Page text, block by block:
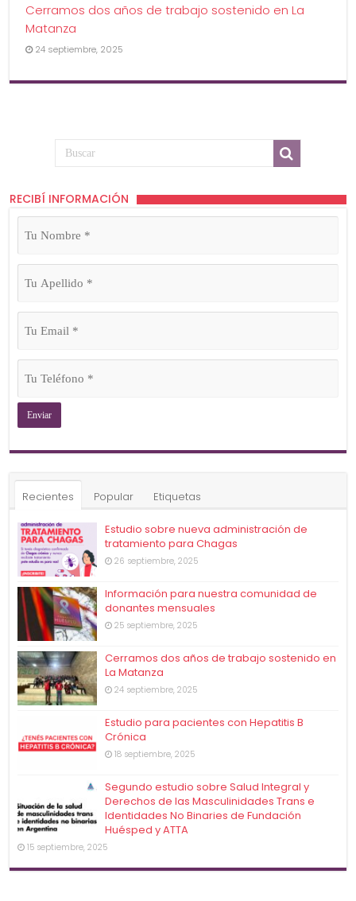
Cerramos dos años de trabajo sostenido en La
Matanza
24 septiembre, 2025
RECIBÍ INFORMACIÓN
Tu
Nombre
Tu
Apellido
Tu
Email
Tu
Teléfono
Recientes Popular Etiquetas
Estudio sobre nueva administración de
tratamiento para Chagas
26 septiembre, 2025
Información para nuestra comunidad de
donantes mensuales
25 septiembre, 2025
Cerramos dos años de trabajo sostenido en
La Matanza
24 septiembre, 2025
Estudio para pacientes con Hepatitis B
Crónica
18 septiembre, 2025
Segundo estudio sobre Salud Integral y
Derechos de las Masculinidades Trans e
Identidades No Binaries de Fundación
Huésped y ATTA
15 septiembre, 2025